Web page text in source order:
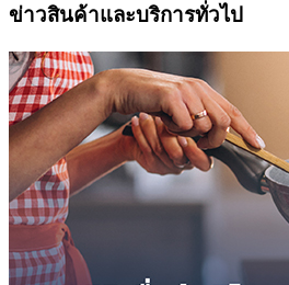
ข่าวสินค้าและบริการทั่วไป